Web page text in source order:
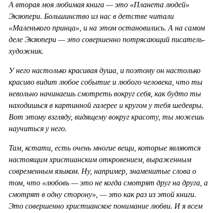
А вторая моя любимая книга — это «Планета людей»
Экзюпери. Большинство из нас в детстве читали
«Маленького принца», и на этом остановились. А на самом
деле Экзюпери — это совершенно потрясающий писатель-
художник.
У него настолько красивая душа, и поэтому он настолько
красиво видит любое событие и любого человека, что ты
невольно начинаешь смотреть вокруг себя, как будто ты
находишься в картинной галерее и кругом у тебя шедевры.
Вот этому взгляду, видящему вокруг красоту, ты можешь
научиться у него.
Там, кстати, есть очень многие вещи, которые являются
настоящим христианским откровением, выраженным
современным языком. Ну, например, знаменитые слова о
том, что «любовь — это не когда смотрят друг на друга, а
смотрят в одну сторону», — это как раз из этой книги.
Это совершенно христианское понимание любви. И я всем